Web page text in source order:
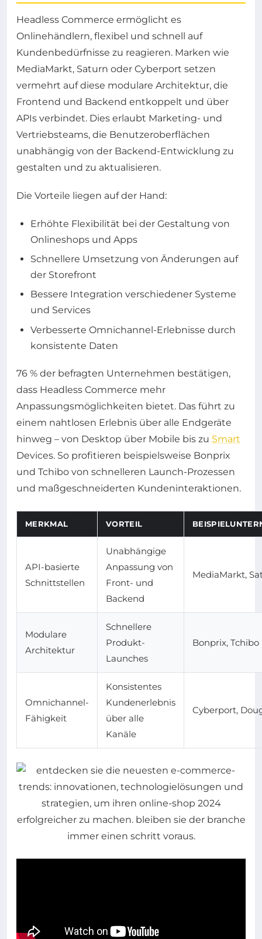
Headless Commerce ermöglicht es
Onlinehändlern, flexibel und schnell auf
Kundenbedürfnisse zu reagieren. Marken wie
MediaMarkt, Saturn oder Cyberport setzen
vermehrt auf diese modulare Architektur, die
Frontend und Backend entkoppelt und über
APIs verbindet. Dies erlaubt Marketing- und
Vertriebsteams, die Benutzeroberflächen
unabhängig von der Backend-Entwicklung zu
gestalten und zu aktualisieren.
Die Vorteile liegen auf der Hand:
Erhöhte Flexibilität bei der Gestaltung von
Onlineshops und Apps
Schnellere Umsetzung von Änderungen auf
der Storefront
Bessere Integration verschiedener Systeme
und Services
Verbesserte Omnichannel-Erlebnisse durch
konsistente Daten
76 % der befragten Unternehmen bestätigen,
dass Headless Commerce mehr
Anpassungsmöglichkeiten bietet. Das führt zu
einem nahtlosen Erlebnis über alle Endgeräte
hinweg – von Desktop über Mobile bis zu Smart
Devices. So profitieren beispielsweise Bonprix
und Tchibo von schnelleren Launch-Prozessen
und maßgeschneiderten Kundeninteraktionen.
MERKMAL VORTEIL
API-basierte
Schnittstellen
Unabhängige
Anpassung von
Front- und
Backend
MediaMarkt,
Modulare
Architektur
Schnellere
Produkt-
Launches
Bonprix, Tchibo
Omnichannel-
Fähigkeit
Konsistentes
Kundenerlebnis
über alle
Kanäle
Cyberport,